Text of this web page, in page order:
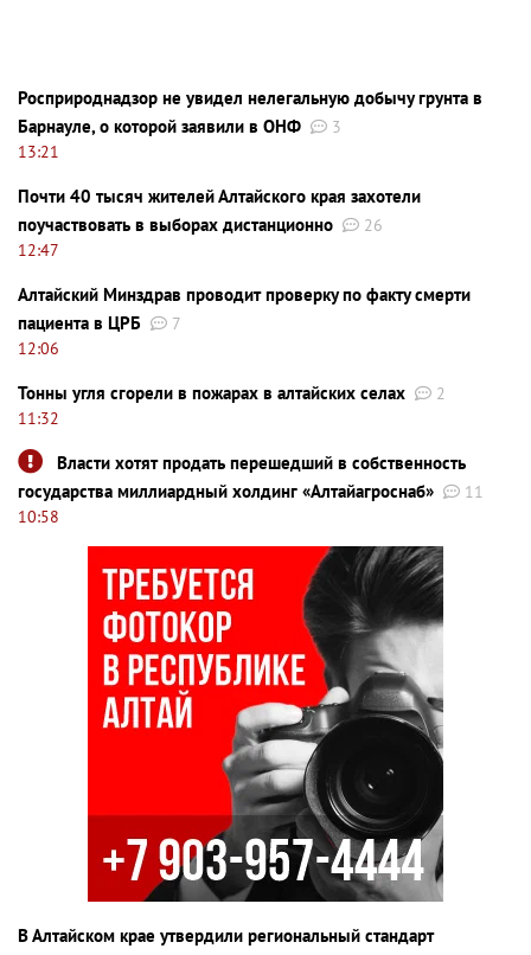
Росприроднадзор не увидел нелегальную добычу грунта в
Барнауле, о которой заявили в ОНФ
3
13:21
Почти 40 тысяч жителей Алтайского края захотели
поучаствовать в выборах дистанционно
26
12:47
Алтайский Минздрав проводит проверку по факту смерти
пациента в ЦРБ
7
12:06
Тонны угля сгорели в пожарах в алтайских селах
2
11:32
Власти хотят продать перешедший в собственность
государства миллиардный холдинг «Алтайагроснаб»
11
10:58
В Алтайском крае утвердили региональный стандарт